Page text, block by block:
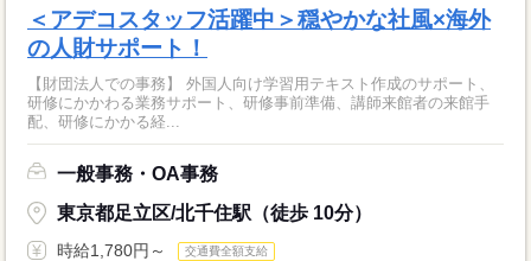
＜アデコスタッフ活躍中＞穏やかな社風×海外
の人財サポート！
【財団法人での事務】 外国人向け学習用テキスト作成のサポート、
研修にかかわる業務サポート、研修事前準備、講師来館者の来館手
配、研修にかかる経...
一般事務・OA事務
東京都足立区/北千住駅（徒歩 10分）
時給1,780円～ 交通費全額支給